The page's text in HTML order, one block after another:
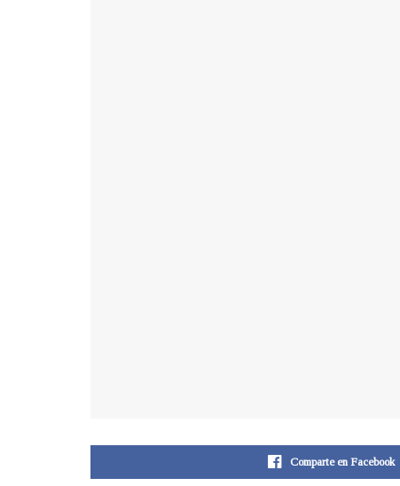
Comparte en Facebook